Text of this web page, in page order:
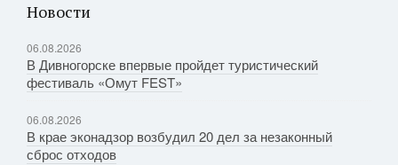
Новости
06.08.2026
В Дивногорске впервые пройдет туристический
фестиваль «Омут FEST»
06.08.2026
В крае эконадзор возбудил 20 дел за незаконный
сброс отходов